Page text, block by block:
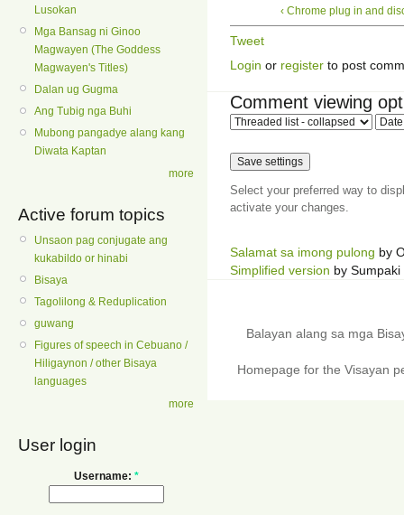
Lusokan
Mga Bansag ni Ginoo
Magwayen (The Goddess
Magwayen's Titles)
Dalan ug Gugma
Ang Tubig nga Buhi
Mubong pangadye alang kang
Diwata Kaptan
more
Active forum topics
Unsaon pag conjugate ang
kukabildo or hinabi
Bisaya
Tagolilong & Reduplication
guwang
Figures of speech in Cebuano /
Hiligaynon / other Bisaya
languages
more
User login
Username: *
‹ Chrome plug in and
Tweet
Login or register to post
Comment viewing
Select your preferred way to
activate your changes.
Salamat sa imong pulong by
Simplified version by Sumpaki
Balayan alang sa mga
Homepage for the Visayan